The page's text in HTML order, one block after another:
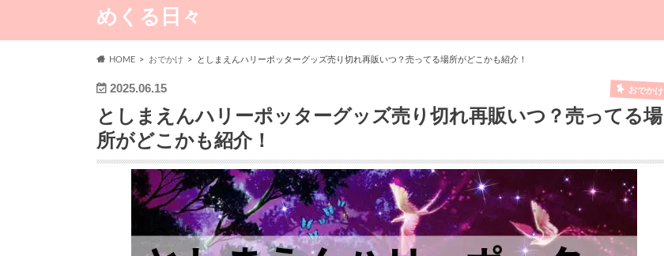
めくる日々
HOME おでかけ としまえんハリーポッターグッズ売り切れ再販いつ？売ってる場所がどこかも紹介！
2025.06.15 おでかけ
としまえんハリーポッターグッズ売り切れ再販いつ？売ってる場
所がどこかも紹介！